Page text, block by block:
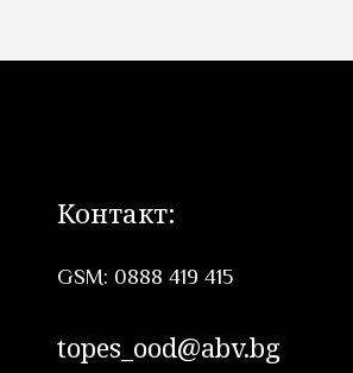
Контакт:
GSM: 0888 419 415
topes_ood@abv.bg